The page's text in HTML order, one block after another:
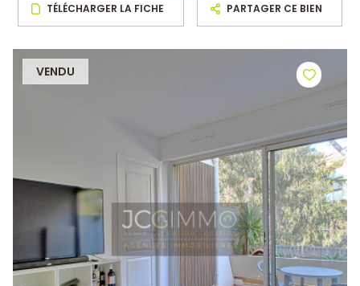
TÉLÉCHARGER LA FICHE PARTAGER CE BIEN
VENDU